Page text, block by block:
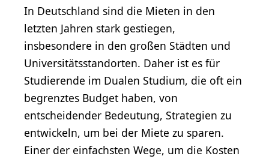
In Deutschland sind die Mieten in den
letzten Jahren stark gestiegen,
insbesondere in den großen Städten und
Universitätsstandorten. Daher ist es für
Studierende im Dualen Studium, die oft ein
begrenztes Budget haben, von
entscheidender Bedeutung, Strategien zu
entwickeln, um bei der Miete zu sparen.
Einer der einfachsten Wege, um die Kosten